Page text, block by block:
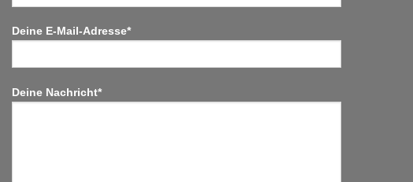
Deine E-Mail-Adresse*
Deine Nachricht*